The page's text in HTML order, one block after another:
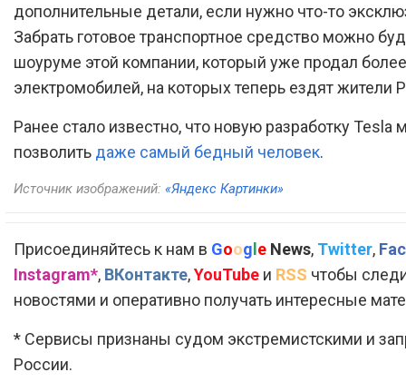
дополнительные детали, если нужно что-то
Забрать готовое транспортное средство можно
шоуруме этой компании, который уже продал
электромобилей, на которых теперь ездят жители
Ранее стало известно, что новую разработку Tesla
позволить даже самый бедный человек.
Источник изображений: «Яндекс Картинки»
Присоединяйтесь к нам в Google News, Twitter,
Instagram*, ВКонтакте,YouTube и RSS чтобы
новостями и оперативно получать интересные
* Сервисы признаны судом экстремистскими и
России.